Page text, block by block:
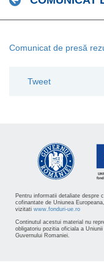
Comunicat de presă
Tweet
Pentru informatii detaliate despre
cofinantate de Uniunea
vizitati www.fonduri-ue.ro
Continutul acestui material nu
obligatoriu pozitia oficiala a
Guvernului Romaniei.